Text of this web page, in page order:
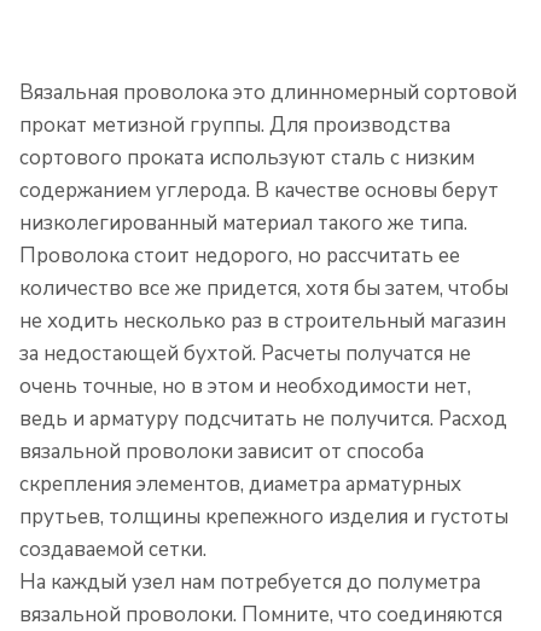
Вязальная проволока это длинномерный сортовой
прокат метизной группы. Для производства
сортового проката используют сталь с низким
содержанием углерода. В качестве основы берут
низколегированный материал такого же типа.
Проволока стоит недорого, но рассчитать ее
количество все же придется, хотя бы затем, чтобы
не ходить несколько раз в строительный магазин
за недостающей бухтой. Расчеты получатся не
очень точные, но в этом и необходимости нет,
ведь и арматуру подсчитать не получится. Расход
вязальной проволоки зависит от способа
скрепления элементов, диаметра арматурных
прутьев, толщины крепежного изделия и густоты
создаваемой сетки.
На каждый узел нам потребуется до полуметра
вязальной проволоки. Помните, что соединяются